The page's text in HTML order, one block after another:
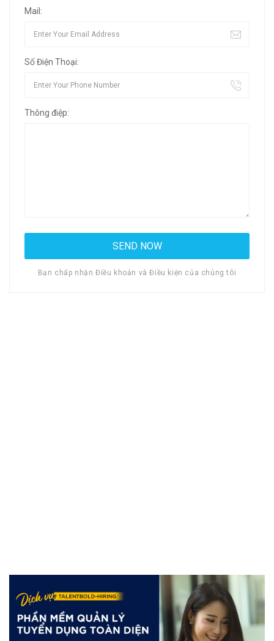
Mail:
Số Điện Thoại:
Thông điệp:
Bạn chấp nhận Điều khoản và Điều kiện của chúng tôi